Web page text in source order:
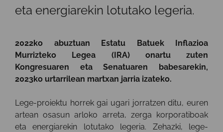
eta energiarekin lotutako legeria.
2022ko abuztuan Estatu Batuek Inflazioa
Murrizteko Legea (IRA) onartu zuten
Kongresuaren eta Senatuaren babesarekin,
2023ko urtarrilean martxan jarria izateko.
Lege-proiektu horrek gai ugari jorratzen ditu, euren
artean osasun arloko arreta, zerga korporatiboak
eta energiarekin lotutako legeria. Zehazki, lege-